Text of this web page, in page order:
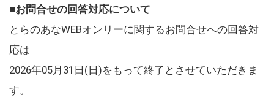
■お問合せの回答対応について
とらのあなWEBオンリーに関するお問合せへの回答対
応は
2026年05月31日(日)をもって終了とさせていただきま
す。